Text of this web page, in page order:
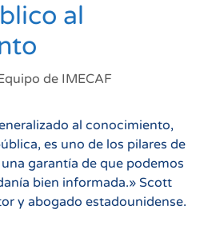
al
de IMECAF
al conocimiento,
es uno de los pilares de
garantía de que podemos
bien informada.» Scott
y abogado estadounidense.